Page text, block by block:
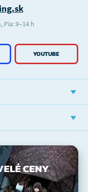
YOUTUBE
Pia: 9–14 h
CENY